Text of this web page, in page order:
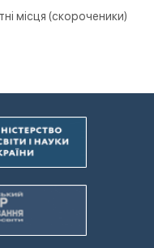
місця (скороченики)